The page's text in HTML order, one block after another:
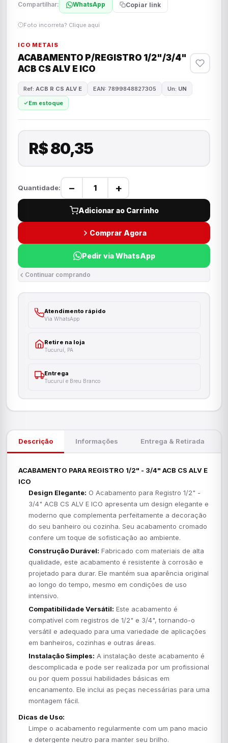
Compartilhar: WhatsApp Copiar link
Foto incorreta? Clique aqui
ICO METAIS
ACABAMENTO P/REGISTRO 1/2"/3/4"
ACB CS ALV E ICO
Ref: ACB R CS ALV E EAN: 7899848827305 Un: UN
Em estoque
R$ 80,35
Quantidade: − +
Adicionar ao Carrinho
Comprar Agora
Pedir via WhatsApp
Continuar comprando
Atendimento rápido
Via WhatsApp
Retire na loja
Tucuruí, PA
Entrega
Tucuruí e Breu Branco
Descrição Informações Entrega & Retirada
ACABAMENTO PARA REGISTRO 1/2" - 3/4" ACB CS ALV E
ICO
Design Elegante: O Acabamento para Registro 1/2" -
3/4" ACB CS ALV E ICO apresenta um design elegante e
moderno que complementa perfeitamente a decoração
do seu banheiro ou cozinha. Seu acabamento cromado
confere um toque de sofisticação ao ambiente.
Construção Durável: Fabricado com materiais de alta
qualidade, este acabamento é resistente à corrosão e
projetado para durar. Ele mantém sua aparência original
ao longo do tempo, mesmo em condições de uso
intensivo.
Compatibilidade Versátil: Este acabamento é
compatível com registros de 1/2" e 3/4", tornando-o
versátil e adequado para uma variedade de aplicações
em banheiros, cozinhas e outras áreas.
Instalação Simples: A instalação deste acabamento é
descomplicada e pode ser realizada por um profissional
ou por quem possui habilidades básicas em
encanamento. Ele inclui as peças necessárias para uma
montagem fácil.
Dicas de Uso:
Limpe o acabamento regularmente com um pano macio
e detergente neutro para manter seu brilho.